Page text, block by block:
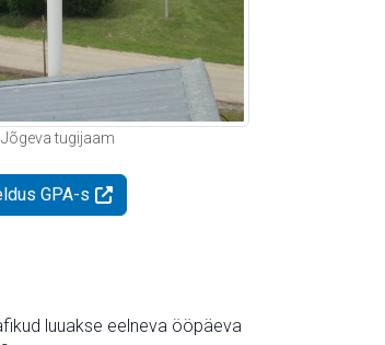
Jõgeva tugijaam
GPA-s
luuakse eelneva ööpäeva